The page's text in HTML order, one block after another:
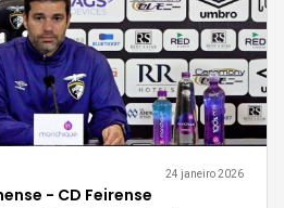
24 janeiro 2026
- CD Feirense